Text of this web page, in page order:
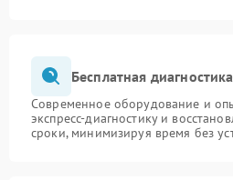
Бесплатная
Современное оборудование и
экспресс-диагностику и
сроки, минимизируя время без